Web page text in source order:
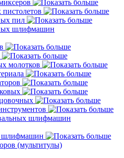
пил
шлифмашин
молотков
шлифмашин
шлифмашин
(мультитулы)